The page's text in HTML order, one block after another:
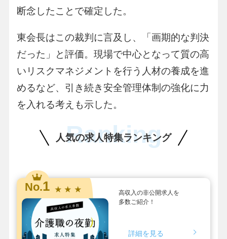
断念したことで確定した。
東会長はこの裁判に言及し、「画期的な判決
だった」と評価。現場で中心となって質の高
いリスクマネジメントを行う人材の養成を進
めるなど、引き続き安全管理体制の強化に力
を入れる考えも示した。
人気の求人特集ランキング
Ranking
No.1 ★ ★ ★
高収入の非公開求人を
多数ご紹介！
詳細を見る